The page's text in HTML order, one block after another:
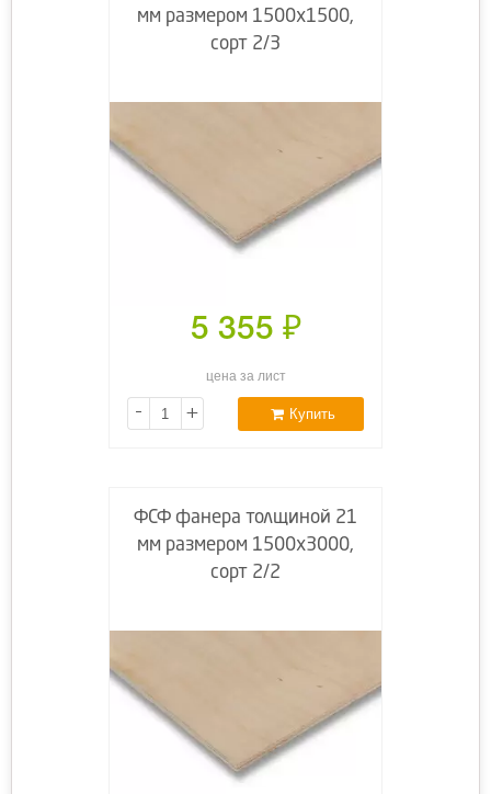
мм размером 1500х1500,
сорт 2/3
5 355 ₽
цена за лист
- + Купить
ФСФ фанера толщиной 21
мм размером 1500х3000,
сорт 2/2